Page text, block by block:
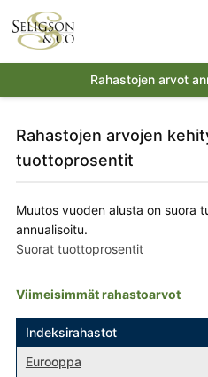
Rahastojen arvot
Rahastojen arvojen
tuottoprosentit
Muutos vuoden alusta on suora
annualisoitu.
Suorat tuottoprosentit
Viimeisimmät rahastoarvot
Rahasto Pvm
Indeksirahastot
Eurooppa